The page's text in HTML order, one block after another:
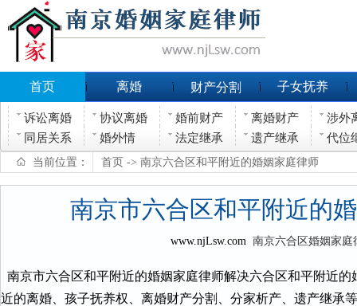
首页 离婚 财产分割 子女抚养
诉讼离婚 协议离婚 婚前财产 离婚财产
涉外
同居关系
婚外情 法定继承 遗产继承 代位
当前位置： 首页 -> 南京六合区和平附近的婚姻家庭律师
南京市六合区和平附近的
www.njLsw.com南京六合区婚姻家庭
南京市六合区和平附近的婚姻家庭律师解决六合区和平附近
近的离婚、孩子抚养权、离婚财产分割、分家析产、遗产继承